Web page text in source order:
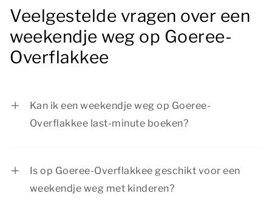
Veelgestelde vragen over een
weekendje weg op Goeree-
Overflakkee
Kan ik een weekendje weg op Goeree-
Overflakkee last-minute boeken?
Is op Goeree-Overflakkee geschikt voor een
weekendje weg met kinderen?